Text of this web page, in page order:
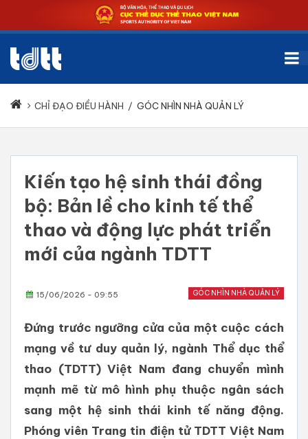
CHỈ ĐẠO ĐIỀU HÀNH / GÓC NHÌN NHÀ QUẢN LÝ
Kiến tạo hệ sinh thái đồng
bộ: Bản lề cho kinh tế thể
thao và động lực phát triển
mới của ngành TDTT
GÓC NHÌN NHÀ QUẢN LÝ
15/06/2026 - 09:55
Đứng trước ngưỡng cửa của một cuộc cách
mạng về tư duy quản lý, ngành Thể dục thể
thao (TDTT) Việt Nam đang chuyển mình
mạnh mẽ từ mô hình phụ thuộc ngân sách
sang một hệ sinh thái kinh tế năng động.
Phóng viên Trang tin điện tử TDTT Việt Nam